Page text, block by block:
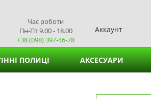
Час роботи
Пн-Пт 9.00 - 18.00
+38 (098) 397-46-78
Аккаунт
ПОЛИЦІ АКСЕСУАРИ